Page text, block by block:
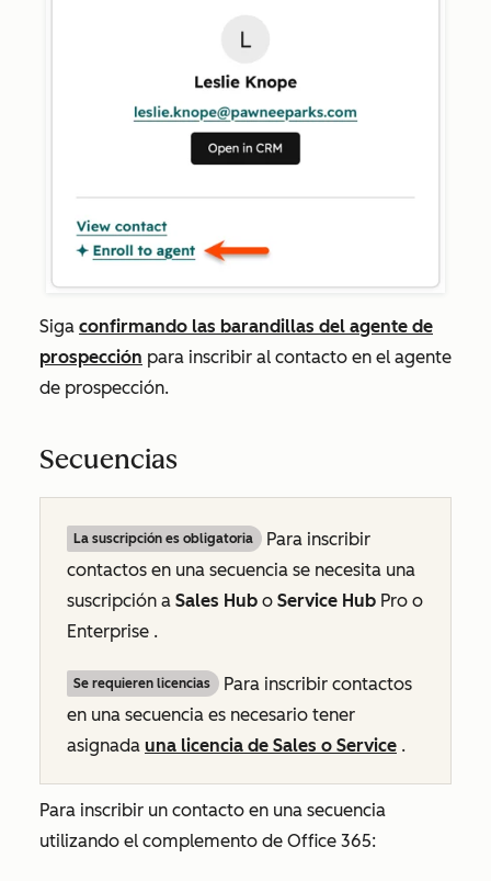
Siga confirmando las barandillas del agente de
prospección para inscribir al contacto en el agente
de prospección.
Secuencias
La suscripción es obligatoria
Para inscribir
contactos en una secuencia se necesita una
suscripción a Sales Hub o Service Hub Pro o
Enterprise .
Se requieren licencias
Para inscribir contactos
en una secuencia es necesario tener
asignada una licencia de Sales o Service .
Para inscribir un contacto en una secuencia
utilizando el complemento de Office 365: